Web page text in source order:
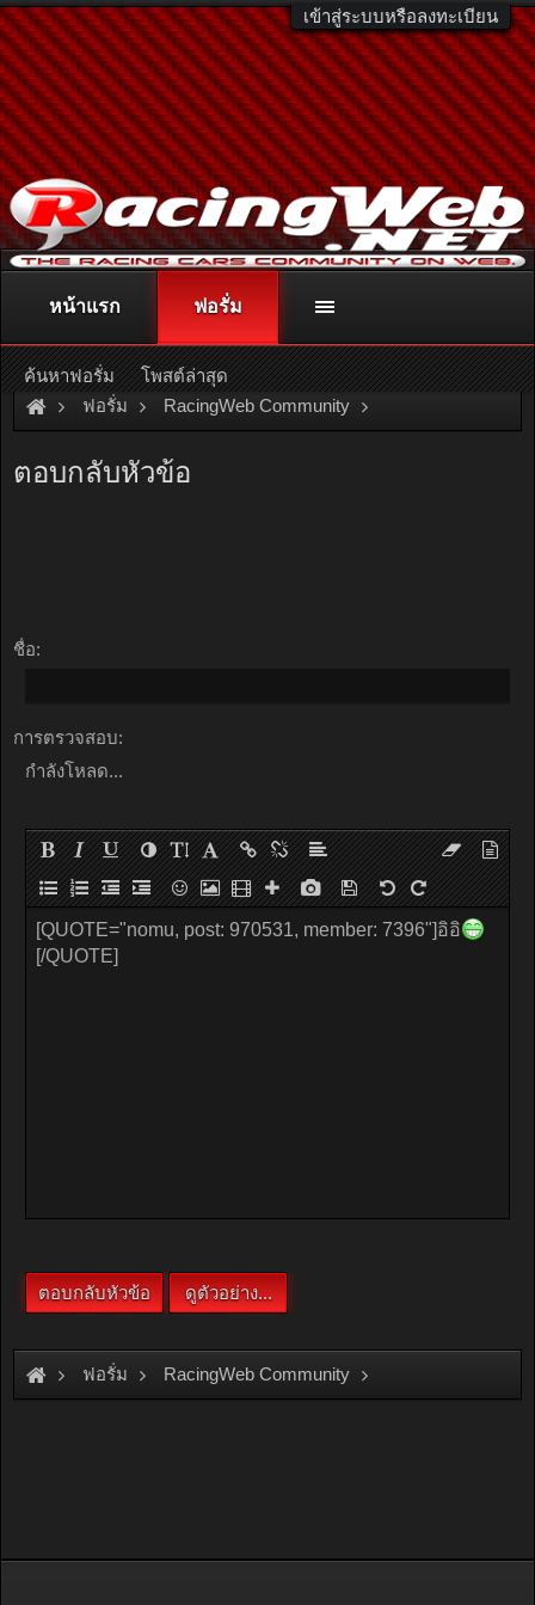
เข้าสู่ระบบหรือลงทะเบียน
ติดต่อลงโฆษณา racingweb@gmail.comหรือโทร. 081-811-1138
หรืออ่านรายละเอียดเพิ่มเติม คลิกที่นี่
ฟอรั่ม RacingWeb Community
ตอบกลับหัวข้อ
ชื่อ:
การตรวจสอบ:
กำลังโหลด...
ฟอรั่ม RacingWeb Community
หน้าแรก ฟอรั่ม
ค้นหาฟอรั่ม โพสต์ล่าสุด